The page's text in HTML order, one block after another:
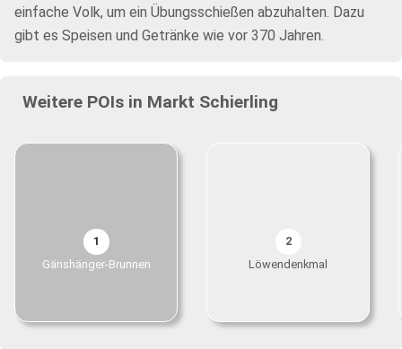
einfache Volk, um ein Übungsschießen abzuhalten. Dazu
gibt es Speisen und Getränke wie vor 370 Jahren.
Weitere POIs in Markt Schierling
1
Gänshänger-Brunnen
2
Löwendenkmal